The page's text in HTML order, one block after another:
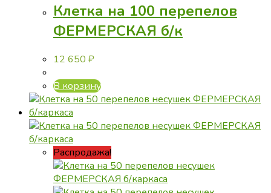
Клетка на 100 перепелов
ФЕРМЕРСКАЯ б/к
12 650 ₽
В корзину
Распродажа!